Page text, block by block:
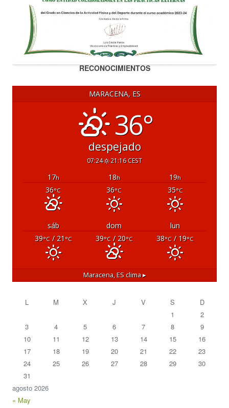
RECONOCIMIENTOS
MARACENA, ES
36°
despejado
07:24 21:16 CEST
17h 18h 19h
36°C 36°C 35°C
sáb dom
lun
39°C/ 21 °C 39°C/ 20°C 38°C / 19°C
Maracena, ESclima ▸
agosto 2026
L M X J V S
D
1
2
3
4 5 6 7 8
9
10
11 12 13 14 15
16
17
18 19 20 21 22
23
24
25 26 27 28 29
30
31
« May